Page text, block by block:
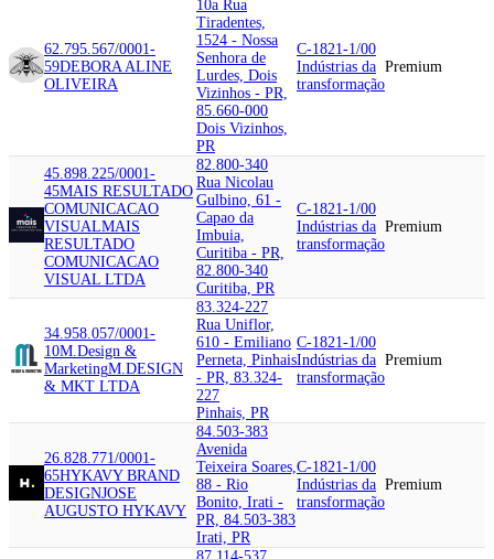
62.795.567/0001-
59DEBORA ALINE
OLIVEIRA
10a Rua
Tiradentes,
1524 - Nossa
Senhora de
Lurdes, Dois
Vizinhos - PR,
85.660-000
Dois Vizinhos,
PR
C-1821-1/00
Indústrias da
transformação
Premium
45.898.225/0001-
45MAIS RESULTADO
COMUNICACAO
VISUALMAIS
RESULTADO
COMUNICACAO
VISUAL LTDA
82.800-340
Rua Nicolau
Gulbino, 61 -
Capao da
Imbuia,
Curitiba - PR,
82.800-340
Curitiba, PR
C-1821-1/00
Indústrias da
transformação
Premium
34.958.057/0001-
10M.Design &
MarketingM.DESIGN
& MKT LTDA
83.324-227
Rua Uniflor,
610 - Emiliano
Perneta, Pinhais
- PR, 83.324-
227
Pinhais, PR
C-1821-1/00
Indústrias da
transformação
Premium
26.828.771/0001-
65HYKAVY BRAND
DESIGNJOSE
AUGUSTO HYKAVY
84.503-383
Avenida
Teixeira Soares,
88 - Rio
Bonito, Irati -
PR, 84.503-383
Irati, PR
C-1821-1/00
Indústrias da
transformação
Premium